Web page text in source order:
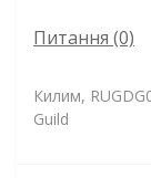
Питання (0)
Килим,
Guild